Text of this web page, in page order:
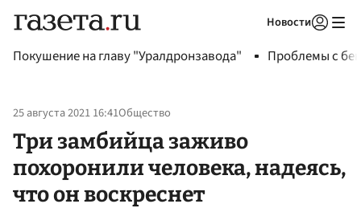
Новости
Покушение на главу "Уралдронзавода" Проблемы с
25 августа 2021 16:41Общество
Три замбийца заживо
похоронили человека, надеясь,
что он воскреснет